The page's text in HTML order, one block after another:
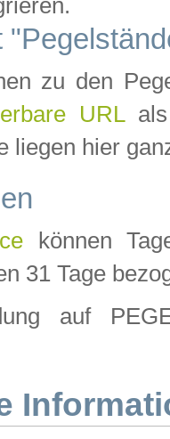
zu den
URLals
liegen hier
können
31 Tage
auf